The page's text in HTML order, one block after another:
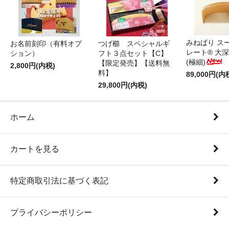
お名前刻印（有料オプ
ション）
2,800円(内税)
つげ櫛 スペシャルギ
フト３点セット【C】
【限定発売】【送料無
料】
29,800円(内税)
みねばり ス
レート® 大
(極細)
89,000円(内
ホーム
カートを見る
特定商取引法に基づく表記
プライバシーポリシー